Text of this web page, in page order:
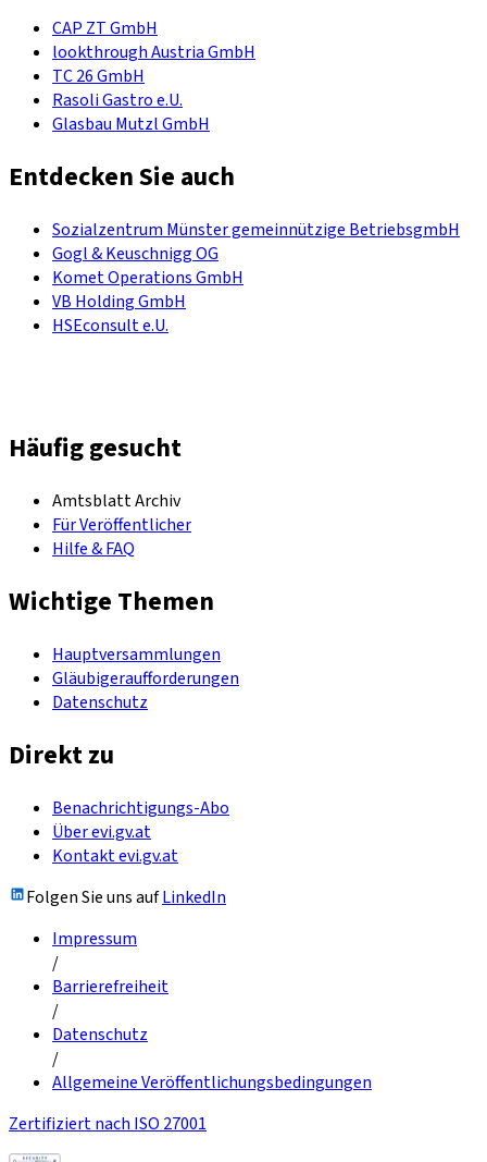
CAP ZT GmbH
lookthrough Austria GmbH
TC 26 GmbH
Rasoli Gastro e.U.
Glasbau Mutzl GmbH
Entdecken Sie auch
Sozialzentrum Münster gemeinnützige BetriebsgmbH
Gogl & Keuschnigg OG
Komet Operations GmbH
VB Holding GmbH
HSEconsult e.U.
Häufig gesucht
Amtsblatt Archiv
Für Veröffentlicher
Hilfe & FAQ
Wichtige Themen
Hauptversammlungen
Gläubigeraufforderungen
Datenschutz
Direkt zu
Benachrichtigungs-Abo
Über evi.gv.at
Kontakt evi.gv.at
Folgen Sie uns aufLinkedIn
Impressum
/
Barrierefreiheit
/
Datenschutz
/
Allgemeine Veröffentlichungsbedingungen
Zertifiziert nach ISO 27001